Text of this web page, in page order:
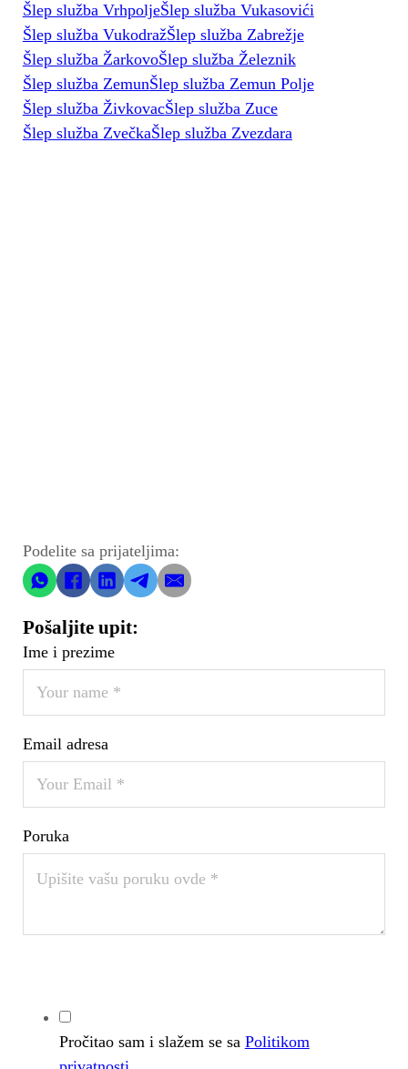
Šlep služba VrhpoljeŠlep služba Vukasovići
Šlep služba VukodražŠlep služba Zabrežje
Šlep služba ŽarkovoŠlep služba Železnik
Šlep služba ZemunŠlep služba Zemun Polje
Šlep služba ŽivkovacŠlep služba Zuce
Šlep služba ZvečkaŠlep služba Zvezdara
Podelite sa prijateljima:
Pošaljite upit:
Ime i prezime
Email adresa
Poruka
Pročitao sam i slažem se sa Politikom